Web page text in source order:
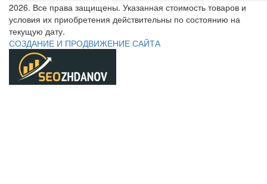
2026. Все права защищены. Указанная стоимость товаров и
условия их приобретения действительны по состоянию на
текущую дату.
СОЗДАНИЕ И ПРОДВИЖЕНИЕ САЙТА